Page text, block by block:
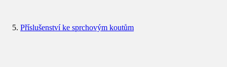
Příslušenství ke sprchovým koutům